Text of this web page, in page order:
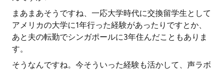
まあまあそうですね、一応大学時代に交換留学生として
アメリカの大学に1年行った経験があったりですとか、
あと夫の転勤でシンガポールに3年住んだこともありま
す。
そうなんですね。今そういった経験も活かして、声ラボ